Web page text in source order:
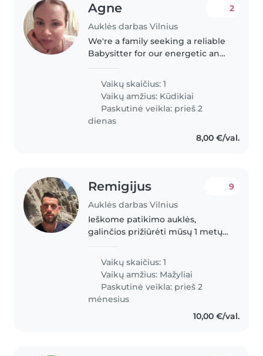
Agne
Auklės darbas Vilnius
2
We're a family seeking a reliable
Babysitter for our energetic and
friendly, so comfort with animals
is a plus! We'd love someone
who can engage and play..
Vaikų skaičius: 1
Vaikų amžius: Kūdikiai
Paskutinė veikla: prieš 2
dienas
8,00 €/val.
Remigijus
Auklės darbas Vilnius
9
Ieškome patikimo auklės,
galinčios prižiūrėti mūsų 1 metų
ir linksma mergaitė. Ieškome
auklės, kuri jaustųsi patogiai
namuose su mumis ir galėtų..
Vaikų skaičius: 1
Vaikų amžius: Mažyliai
Paskutinė veikla: prieš 2
mėnesius
10,00 €/val.